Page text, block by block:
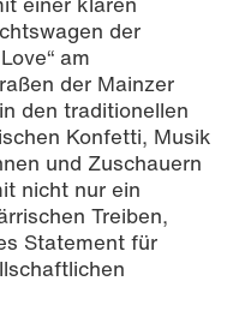
der
am
der Mainzer
den traditionellen
Konfetti, Musik
und Zuschauern
nicht nur ein
Treiben,
Statement für